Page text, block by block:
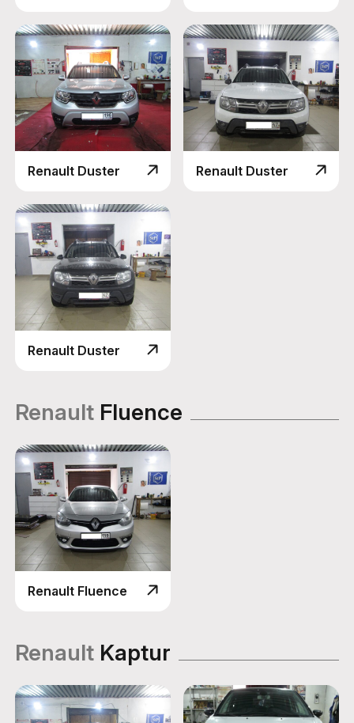
Renault Duster Renault Duster
Renault Duster
Renault Fluence
Renault Fluence
Renault Kaptur